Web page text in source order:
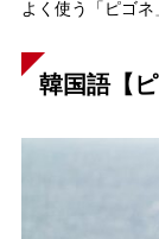
よく使う「ピゴネ
韓国語【